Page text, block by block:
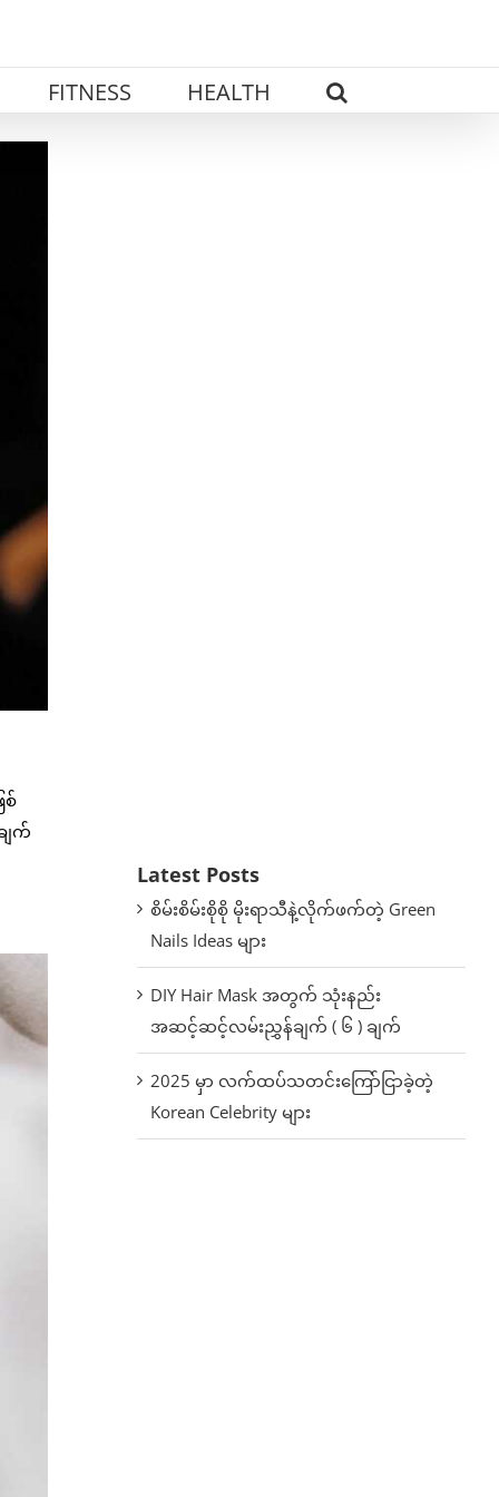
FITNESS HEALTH
စ်
က်
Latest Posts
စိမ်းစိမ်းစိုစို မိုးရာသီနဲ့လိုက်ဖက်တဲ့ Green
Nails Ideas များ
DIY Hair Mask အတွက် သုံးနည်း
အဆင့်ဆင့်လမ်းညွှန်ချက် ( ၆ ) ချက်
2025 မှာ လက်ထပ်သတင်းကြော်ငြာခဲ့တဲ့
Korean Celebrity များ